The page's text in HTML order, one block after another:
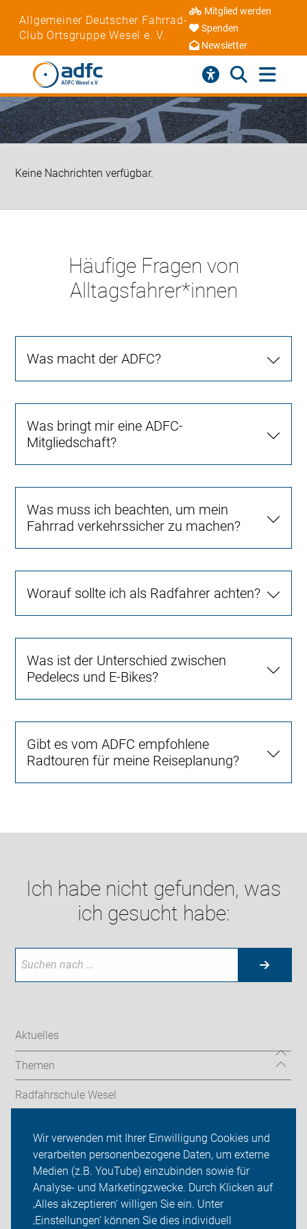
Wir verwenden mit Ihrer Einwilligung Cookies und
verarbeiten personenbezogene Daten, um externe
Medien (z.B. YouTube) einzubinden sowie für
Analyse- und Marketingzwecke. Durch Klicken auf
‚Alles akzeptieren‘ willigen Sie ein. Unter
‚Einstellungen‘ können Sie dies individuell
Allgemeiner Deutscher Fahrrad-
Club Ortsgruppe Wesel e. V.
Mitglied werden
Spenden
Newsletter
Keine Nachrichten verfügbar.
Häufige Fragen von
Alltagsfahrer*innen
Was macht der ADFC?
Was bringt mir eine ADFC-
Mitgliedschaft?
Was muss ich beachten, um mein
Fahrrad verkehrssicher zu machen?
Worauf sollte ich als Radfahrer achten?
Was ist der Unterschied zwischen
Pedelecs und E-Bikes?
Gibt es vom ADFC empfohlene
Radtouren für meine Reiseplanung?
Ich habe nicht gefunden, was
ich gesucht habe:
Aktuelles
Themen
Radfahrschule Wesel
ADFC Wesel
Sei dabei
Presse